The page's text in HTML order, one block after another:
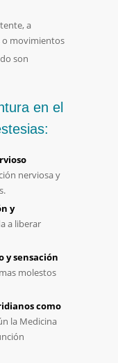
a
o movimientos
son
en el
nerviosa y
y
a liberar
y sensación
molestos
como
la Medicina